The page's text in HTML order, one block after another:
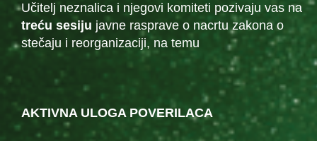
Učitelj neznalica i njegovi komiteti pozivaju vas na
treću sesiju javne rasprave o nacrtu zakona o
stečaju i reorganizaciji, na temu
AKTIVNA ULOGA POVERILACA